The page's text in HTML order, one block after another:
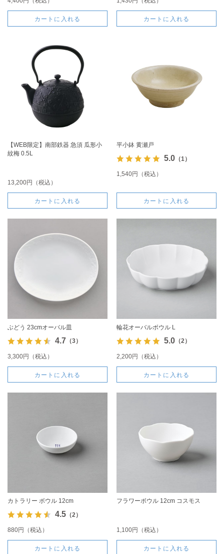
カートに入れる カートに入れる
【WEB限定】南部鉄器 急須 瓜形小
紋梅 0.5L
13,200円（税込）
カートに入れる
平小鉢 黄瀬戸
5.0（1）
1,540円（税込）
カートに入れる
ぶどう 23cmオーバル皿
4.7 （3）
3,300円（税込）
カートに入れる
輪花オーバルボウル L
5.0（2）
2,200円（税込）
カートに入れる
カトラリー ボウル 12cm
4.5（2）
880円（税込）
カートに入れる
フラワーボウル 12cm コスモス
1,100円（税込）
カートに入れる